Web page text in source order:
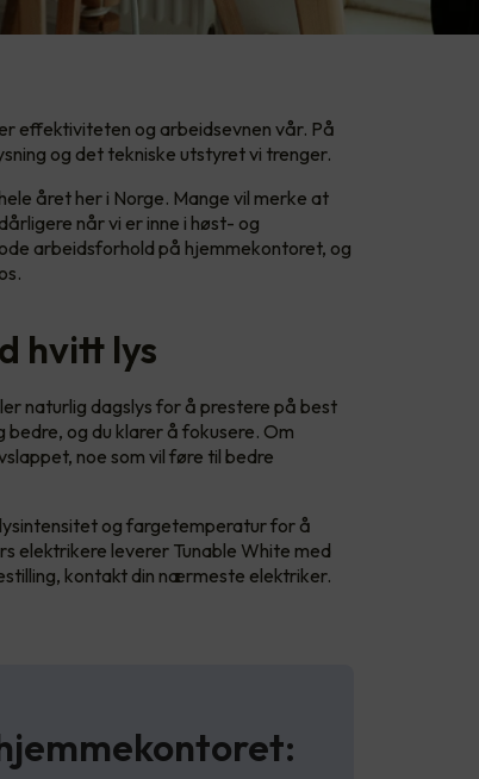
effektiviteten og arbeidsevnen vår. På
og det tekniske utstyret vi trenger.
året her i Norge. Mange vil merke at
når vi er inne i høst- og
arbeidsforhold på hjemmekontoret, og
hvitt lys
naturlig dagslys for å prestere på best
bedre, og du klarer å fokusere. Om
noe som vil føre til bedre
og fargetemperatur for å
elektrikere leverer Tunable White med
kontakt din nærmeste elektriker.